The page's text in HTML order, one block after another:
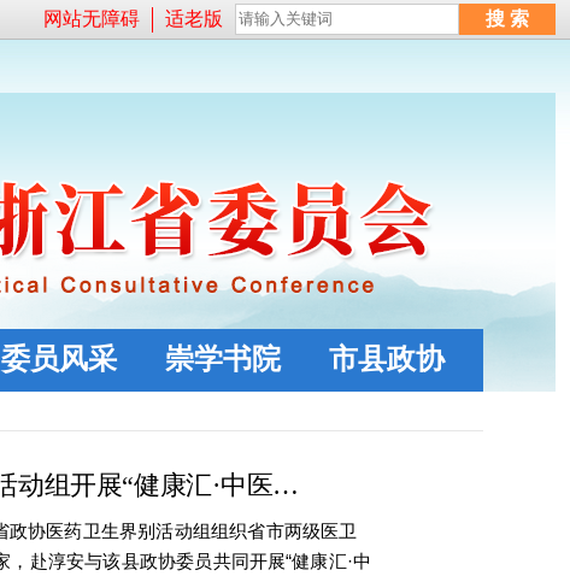
网站无障碍 适老版
委员风采 崇学书院 市县政协